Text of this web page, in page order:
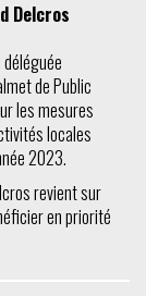
Delcros
déléguée
de Public
les mesures
locales
2023.
revient sur
en priorité